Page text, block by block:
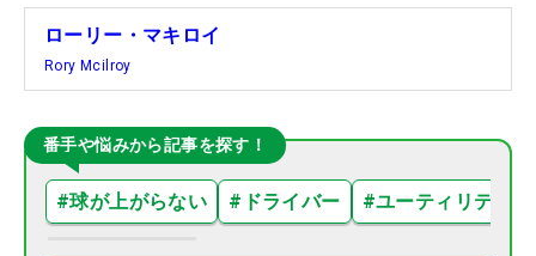
ローリー・マキロイ
Rory Mcilroy
番手や悩みから記事を探す！
#球が上がらない # ドライバー #ユーティリティ